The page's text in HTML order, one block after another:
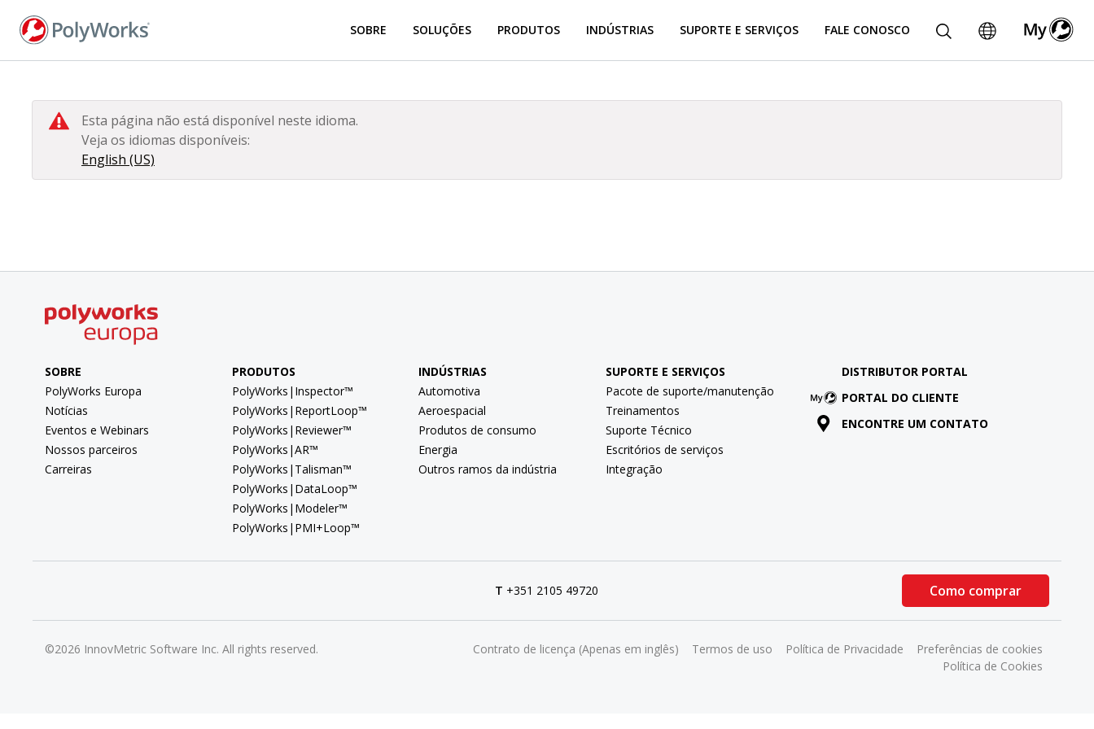
para
SOBRE SOLUÇÕES PRODUTOS INDÚSTRIAS SUPORTE E SERVIÇOS FALE CONOSCO
Esta página não está disponível neste idioma.
Veja os idiomas disponíveis:
English (US)
SOBRE
PolyWorks Europa
Notícias
Eventos e Webinars
Nossos parceiros
Carreiras
PRODUTOS
PolyWorks|Inspector™
PolyWorks|ReportLoop™
PolyWorks|Reviewer™
PolyWorks|AR™
PolyWorks|Talisman™
PolyWorks|DataLoop™
PolyWorks|Modeler™
PolyWorks|PMI+Loop™
INDÚSTRIAS
Automotiva
Aeroespacial
Produtos de consumo
Energia
Outros ramos da indústria
SUPORTE E SERVIÇOS
Pacote de suporte/manutenção
Treinamentos
Suporte Técnico
Escritórios de serviços
Integração
DISTRIBUTOR PORTAL
PORTAL DO CLIENTE
ENCONTRE UM CONTATO
T +351 2105 49720 Como comprar
©2026 InnovMetric Software Inc. All rights reserved. Contrato de licença (Apenas em inglês) Termos de uso Política de Privacidade
Preferências de cookies
Política de Cookies